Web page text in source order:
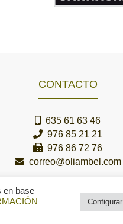
CONTACTO
635 61 63 46
976 85 21 21
976 86 72 76
correo@oliambel.com
en base
Configurar